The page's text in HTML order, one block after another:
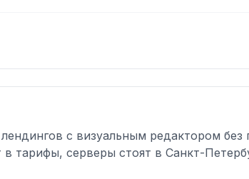
с визуальным редактором без
тарифы, серверы стоят в Санкт-